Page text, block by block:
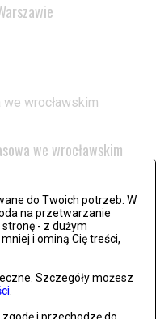
do Twoich potrzeb. W
na przetwarzanie
- z dużym
i ominą Cię treści,
Szczegóły możesz
i przechodzę do
we wrocławskim
powodzi